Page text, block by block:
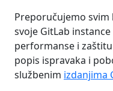
Preporučujemo
svoje GitLab
performanse i
popis ispravaka i
službenim izdanjima